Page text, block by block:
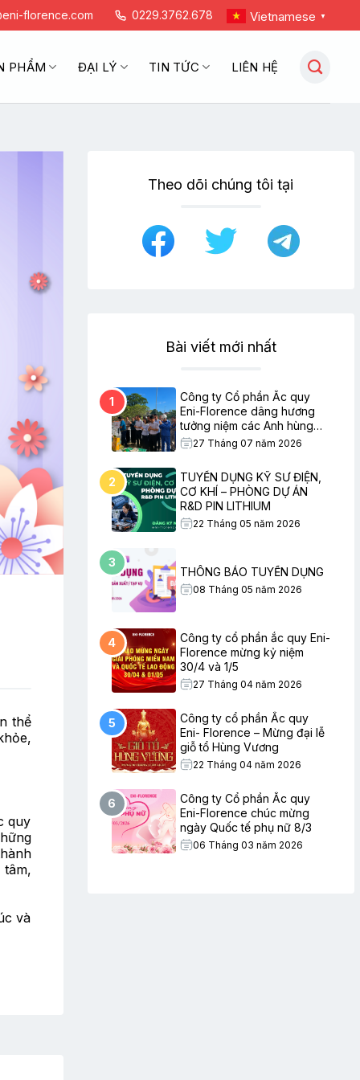
florence.com 0229.3762.678 Vietnamese ▼
PHẨM ĐẠI LÝ TIN TỨC LIÊN HỆ
thể
quy
và
Theo dõi chúng tôi tại
Bài viết mới nhất
1
Công ty Cổ phần Ắc quy
Eni-Florence dâng hương
tưởng niệm các Anh hùng
Liệt sĩ nhân ngày Thương
27 Tháng 07 năm 2026
2
TUYỂN DỤNG KỸ SƯ ĐIỆN,
CƠ KHÍ – PHÒNG DỰ ÁN
R&D PIN LITHIUM
22 Tháng 05 năm 2026
3
THÔNG BÁO TUYỂN DỤNG
08 Tháng 05 năm 2026
4
Công ty cổ phần ắc quy Eni-
Florence mừng kỷ niệm
30/4 và 1/5
27 Tháng 04 năm 2026
5
Công ty cổ phần Ắc quy
Eni- Florence – Mừng đại lễ
giỗ tổ Hùng Vương
22 Tháng 04 năm 2026
6
Công ty Cổ phần Ắc quy
Eni-Florence chúc mừng
ngày Quốc tế phụ nữ 8/3
06 Tháng 03 năm 2026